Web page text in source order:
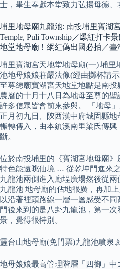
士，畢生奉獻本堂致力弘揚母德、
埔里地母廟九龍池: 南投埔里寶湖
Temple, Puli Township／爆紅打卡
地堂地母廟！網紅偽出國必拍／臺
埔里寶湖宮天地堂地母廟(一) 埔里
池地母娘娘莊嚴法像(經由擲杯請
至尊總廟寶湖宮天地堂地點是南投
農曆的十月十八日為地母至尊的聖
許多信眾皆會前來參與。 「地母
正月初九日、陝西漢中府城固縣
輾轉傳入，由本鎮溪南里梁氏傳
斷。
位於南投埔里的《寶湖宮地母廟
特色能遠眺仙境 … 從乾坤門進來
九龍池兩側進入廟埕廣場然後從
九龍池 地母廟的佔地很廣，再加
以沿著裡頭路線一層一層感受不
門後來到的是八卦九龍池，第一
景，覺得很特別。
靈台山地母廟(免門票)九龍池噴泉.
地母娘娘最高管理階層「四御」中